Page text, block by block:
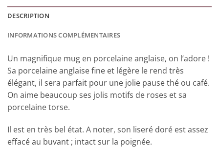
DESCRIPTION
INFORMATIONS COMPLÉMENTAIRES
Un magnifique mug en porcelaine anglaise, on l’adore !
Sa porcelaine anglaise fine et légère le rend très
élégant, il sera parfait pour une jolie pause thé ou café.
On aime beaucoup ses jolis motifs de roses et sa
porcelaine torse.
Il est en très bel état. A noter, son liseré doré est assez
effacé au buvant ; intact sur la poignée.